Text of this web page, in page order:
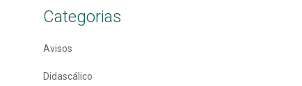
Categorias
Avisos
Didascálico